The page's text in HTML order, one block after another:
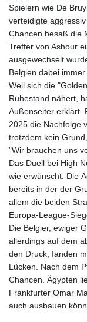
Spielern wie De
verteidigte
Chancen besaß die
Treffer von Ashour
ausgewechselt
Belgien dabei immer.
Weil sich die
Ruhestand nähert,
Außenseiter erklärt.
2025 die Nachfolge
trotzdem kein
"Wir brauchen uns
Das Duell bei High
wie erwünscht. Die
bereits in der der
allem die beiden
Europa-League-
Die Belgier, ewiger
allerdings auf dem
den Druck, fanden
Lücken. Nach dem
Chancen. Ägypten
Frankfurter Omar
auch ausbauen